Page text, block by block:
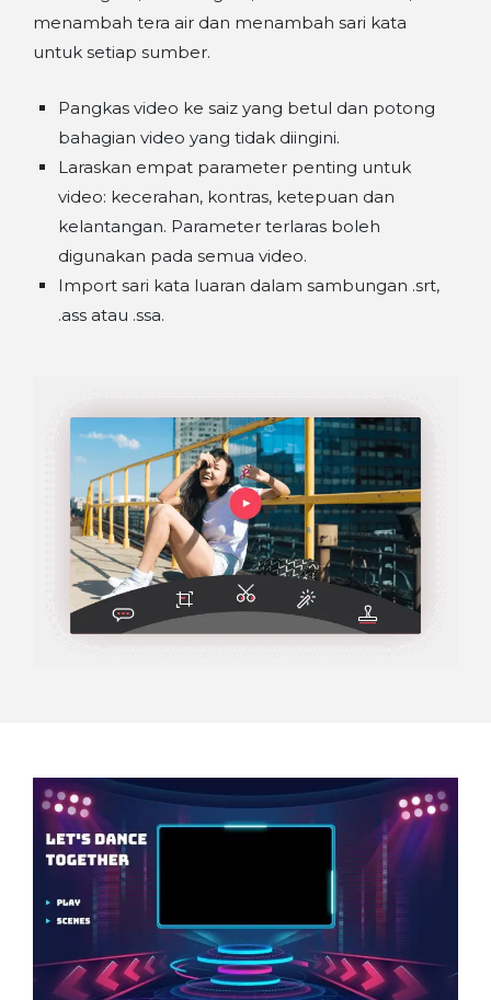
menambah tera air dan menambah sari kata
untuk setiap sumber.
Pangkas video ke saiz yang betul dan potong
bahagian video yang tidak diingini.
Laraskan empat parameter penting untuk
video: kecerahan, kontras, ketepuan dan
kelantangan. Parameter terlaras boleh
digunakan pada semua video.
Import sari kata luaran dalam sambungan .srt,
.ass atau .ssa.